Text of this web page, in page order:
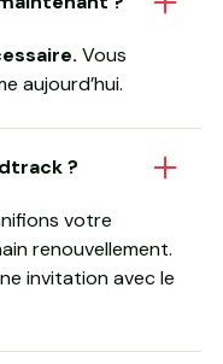
Vous
aujourd’hui.
?
votre
renouvellement.
invitation avec le